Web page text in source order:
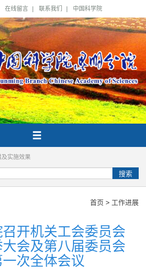
在线留言 联系我们 中国科学院
实施效果
搜索
首页 > 工作进展
召开机关工会委员会
会及第八届委员会
一次全体会议